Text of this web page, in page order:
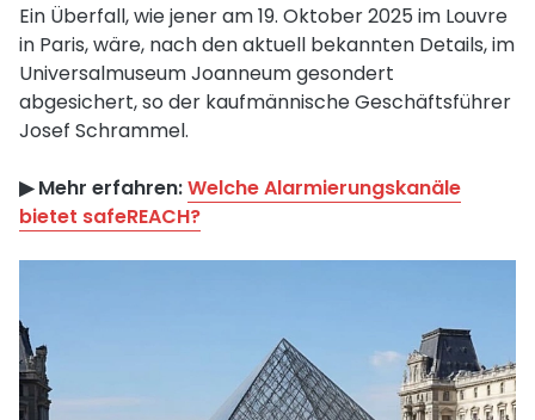
Ein Überfall, wie jener am 19. Oktober 2025 im Louvre
in Paris, wäre, nach den aktuell bekannten Details, im
Universalmuseum Joanneum gesondert
abgesichert, so der kaufmännische Geschäftsführer
Josef Schrammel.
▶︎ Mehr erfahren:Welche Alarmierungskanäle
bietet safeREACH?